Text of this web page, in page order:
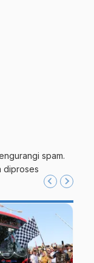
spam.
diproses